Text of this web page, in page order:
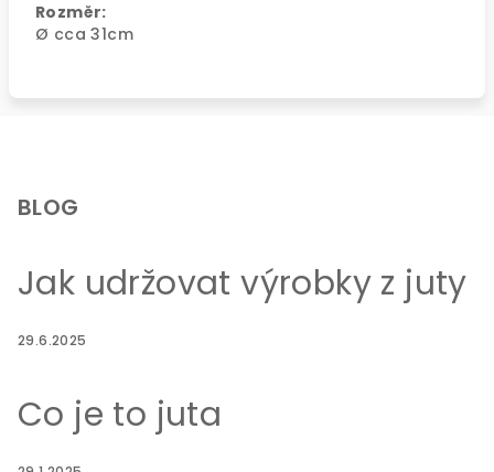
Rozměr:
Ø cca 31cm
BLOG
Jak udržovat výrobky z juty
29.6.2025
Co je to juta